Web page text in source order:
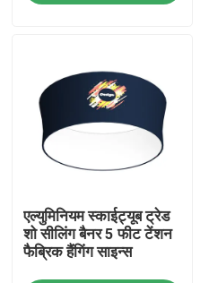
हमसे संपर्क करें
समाचार
सभी मामलों
एल्युमिनियम स्काईट्यूब ट्रेड
शो सीलिंग बैनर 5 फीट टेंशन
फैब्रिक हैंगिंग साइन्स